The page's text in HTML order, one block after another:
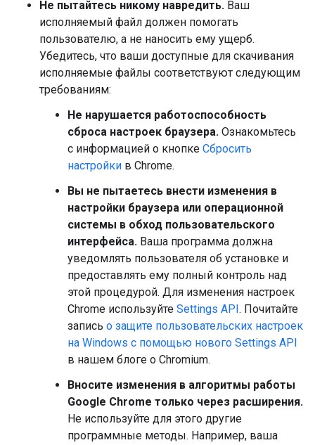
Не пытайтесь никому навредить. Ваш
исполняемый файл должен помогать
пользователю, а не наносить ему ущерб.
Убедитесь, что ваши доступные для скачивания
исполняемые файлы соответствуют следующим
требованиям:
Не нарушается работоспособность
сброса настроек браузера. Ознакомьтесь
с информацией о кнопке Сбросить
настройки в Chrome.
Вы не пытаетесь внести изменения в
настройки браузера или операционной
системы в обход пользовательского
интерфейса. Ваша программа должна
уведомлять пользователя об установке и
предоставлять ему полный контроль над
этой процедурой. Для изменения настроек
Chrome используйте Settings API. Почитайте
запись о защите пользовательских настроек
на Windows с помощью нового Settings API
в нашем блоге о Chromium.
Вносите изменения в алгоритмы работы
Google Chrome только через расширения.
Не используйте для этого другие
программные методы. Например, ваша